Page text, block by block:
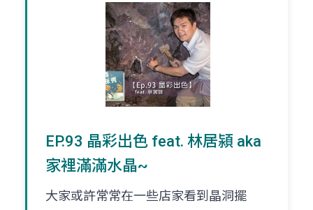
EP.93 晶彩出色 feat. 林居潁 aka
家裡滿滿水晶~
大家或許常常在一些店家看到晶洞擺